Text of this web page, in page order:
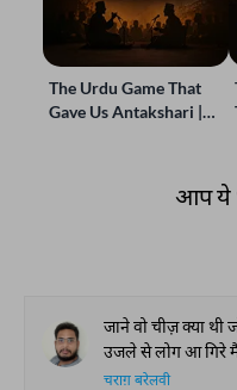
The Urdu Game That
Gave Us Antakshari |
आप ये
जाने वो चीज़ क्या थी
उजले से लोग आ गिरे
चराग़ बरेलवी